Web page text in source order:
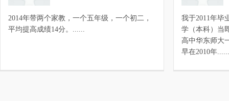
2014年带两个家教，一个五年级，一个初二，
平均提高成绩14分。......
我于2011年毕
学（本科）当
高中华东师大
早在2010年......